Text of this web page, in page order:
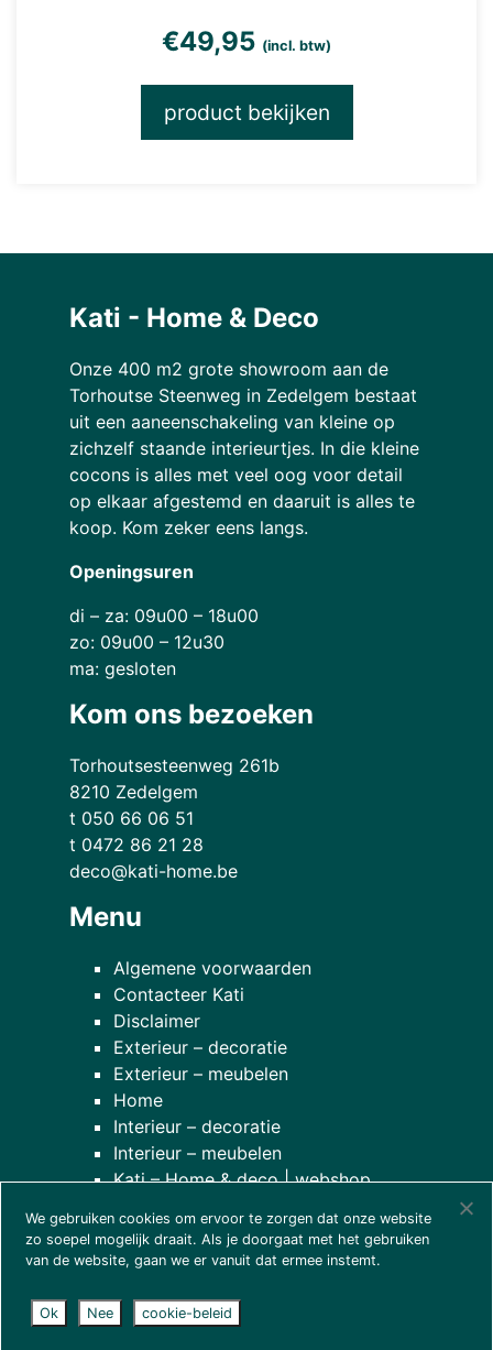
€49,95 (incl. btw)
product bekijken
Kati - Home & Deco
Onze 400 m2 grote showroom aan de
Torhoutse Steenweg in Zedelgem bestaat
uit een aaneenschakeling van kleine op
zichzelf staande interieurtjes. In die kleine
cocons is alles met veel oog voor detail
op elkaar afgestemd en daaruit is alles te
koop. Kom zeker eens langs.
Openingsuren
di – za: 09u00 – 18u00
zo: 09u00 – 12u30
ma: gesloten
Kom ons bezoeken
Torhoutsesteenweg 261b
8210 Zedelgem
t 050 66 06 51
t 0472 86 21 28
deco@kati-home.be
Menu
Algemene voorwaarden
Contacteer Kati
Disclaimer
Exterieur – decoratie
Exterieur – meubelen
Home
Interieur – decoratie
Interieur – meubelen
Kati – Home & deco | webshop
over onze winkel
We gebruiken cookies om ervoor te zorgen dat onze website
zo soepel mogelijk draait. Als je doorgaat met het gebruiken
van de website, gaan we er vanuit dat ermee instemt.
Ok Nee cookie-beleid